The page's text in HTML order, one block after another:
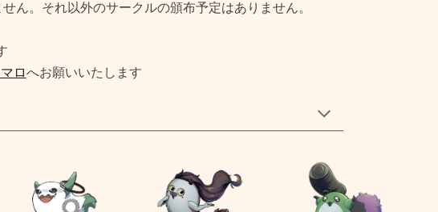
ん。それ以外のサークルの頒布予定はありません。
ロへお願いいたします